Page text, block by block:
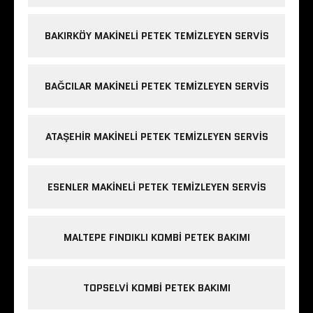
BAKIRKÖY MAKINELI PETEK TEMIZLEYEN SERVIS
BAĞCILAR MAKINELI PETEK TEMIZLEYEN SERVIS
ATAŞEHIR MAKINELI PETEK TEMIZLEYEN SERVIS
ESENLER MAKINELI PETEK TEMIZLEYEN SERVIS
MALTEPE FINDIKLI KOMBI PETEK BAKIMI
TOPSELVI KOMBI PETEK BAKIMI